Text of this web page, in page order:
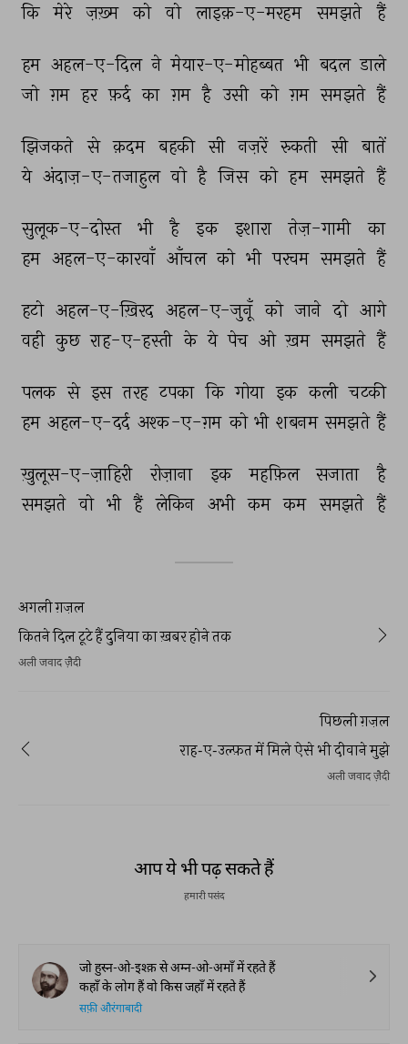
कि
मेरे ज़ख़्म को वो लाइक़-ए-मरहम समझते हैं
हम अहल-ए-दिल ने मेयार-ए-मोहब्बत भी बदल डाले
जो ग़म हर फ़र्द का ग़म है उसी को ग़म समझते हैं
झिजकते से क़दम बहकी सी नज़रें रुकती सी बातें
ये अंदाज़-ए-तजाहुल वो है जिस को हम समझते हैं
सुलूक-ए-दोस्त भी है इक इशारा तेज़-गामी
का
हम अहल-ए-कारवाँ आँचल को भी परचम समझते हैं
हटो अहल-ए-ख़िरद अहल-ए-जुनूँ को जाने दो आगे
वही कुछ राह-ए-हस्ती के ये पेच ओ ख़म समझते हैं
पलक से इस तरह टपका कि गोया इक कली चटकी
हम अहल-ए-दर्द अश्क-ए-ग़म को भी शबनम समझते हैं
ख़ुलूस-ए-ज़ाहिरी रोज़ाना इक महफ़िल सजाता
है
समझते वो भी हैं लेकिन अभी कम कम समझते हैं
अगली ग़ज़ल
कितने दिल टूटे हैं दुनिया का ख़बर होने तक
अली जवाद ज़ैदी
पिछली ग़ज़ल
राह-ए-उल्फ़त में मिले ऐसे भी दीवाने मुझे
अली जवाद ज़ैदी
आप ये भी पढ़ सकते हैं
हमारी पसंद
जो हुस्न-ओ-इश्क़ से अम्न-ओ-अमाँ में रहते हैं
कहाँ के लोग हैं वो किस जहाँ में रहते हैं
सफ़ी औरंगाबादी